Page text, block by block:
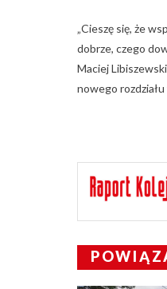
„Cieszę się, że
dobrze, czego
Maciej
nowego